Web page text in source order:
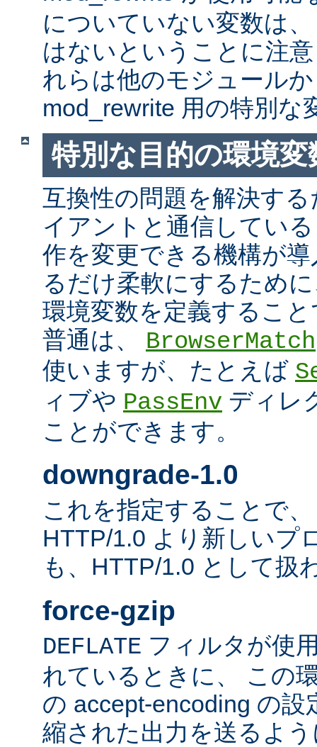
についていない変数は
はないということに注
れらは他のモジュール
mod_rewrite 用の特別な
特別な目的の環境変
互換性の問題を解決す
イアントと通信してい
作を変更できる機構が
るだけ柔軟にするため
環境変数を定義するこ
普通は、 BrowserMatch
使いますが、たとえば
ィブや PassEnv ディレ
ことができます。
downgrade-1.0
これを指定することで
HTTP/1.0 より新しいプ
も、HTTP/1.0 として扱
force-gzip
DEFLATE フィルタが使
れているときに、 この
の accept-encoding の
縮された出力を送るよ